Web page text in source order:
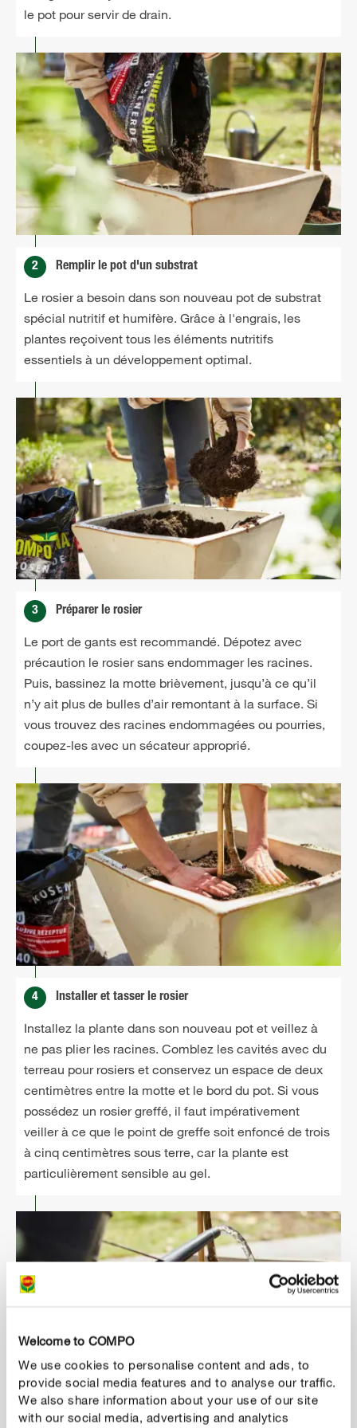
Welcome to COMPO
We use cookies to personalise content and ads, to
provide social media features and to analyse our traffic.
We also share information about your use of our site
with our social media, advertising and analytics
le pot pour servir de drain.
2 Remplir le pot d'un substrat
Le rosier a besoin dans son nouveau pot de substrat
spécial nutritif et humifère. Grâce à l'engrais, les
plantes reçoivent tous les éléments nutritifs
essentiels à un développement optimal.
3 Préparer le rosier
Le port de gants est recommandé. Dépotez avec
précaution le rosier sans endommager les racines.
Puis, bassinez la motte brièvement, jusqu’à ce qu’il
n’y ait plus de bulles d’air remontant à la surface. Si
vous trouvez des racines endommagées ou pourries,
coupez-les avec un sécateur approprié.
4 Installer et tasser le rosier
Installez la plante dans son nouveau pot et veillez à
ne pas plier les racines. Comblez les cavités avec du
terreau pour rosiers et conservez un espace de deux
centimètres entre la motte et le bord du pot. Si vous
possédez un rosier greffé, il faut impérativement
veiller à ce que le point de greffe soit enfoncé de trois
à cinq centimètres sous terre, car la plante est
particulièrement sensible au gel.
5 Arroser et entretenir